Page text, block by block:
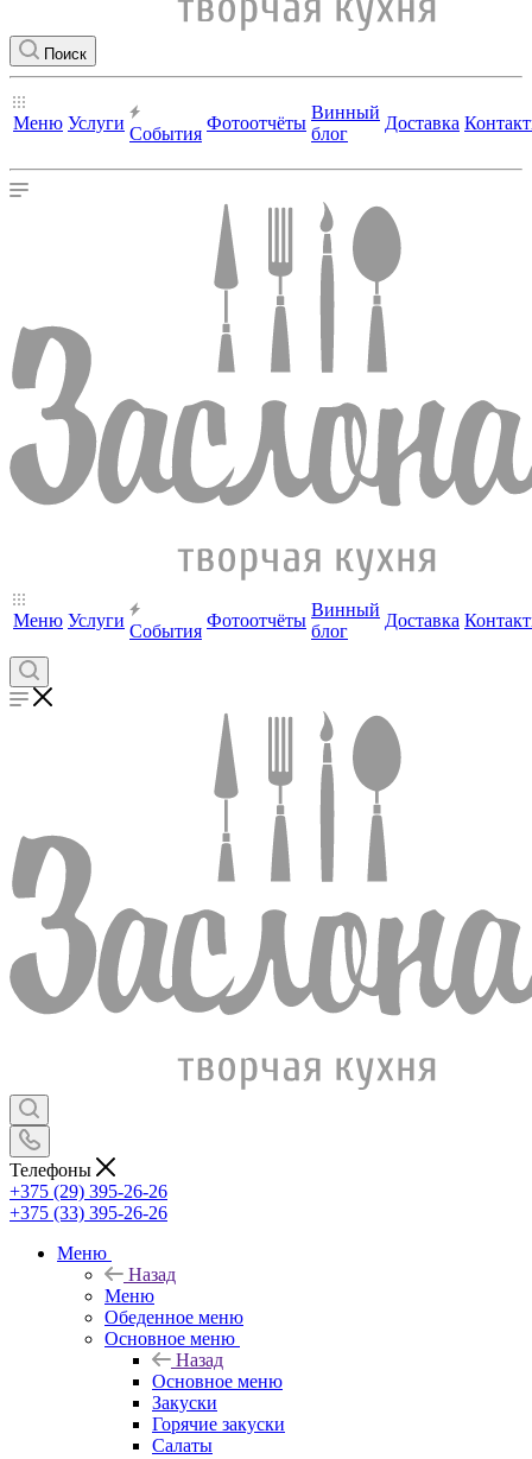
Поиск
Меню Услуги
События
Фотоотчёты
Винный
блог
Доставка
Меню Услуги
События
Фотоотчёты
Винный
блог
Доставка
Телефоны
+375 (29) 395-26-26
+375 (33) 395-26-26
Меню
Назад
Меню
Обеденное меню
Основное меню
Назад
Основное меню
Закуски
Горячие закуски
Салаты